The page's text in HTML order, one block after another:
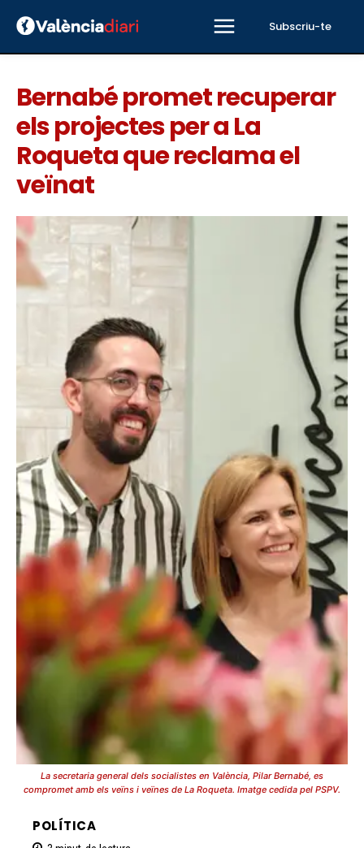
Subscriu-te
Bernabé promet recuperar
els projectes per a La
Roqueta que reclama el
veïnat
La secretaria general dels socialistes en València, Pilar Bernabé, es
compromet amb els veïns i veïnes de La Roqueta. Imatge cedida pel PSPV.
POLÍTICA